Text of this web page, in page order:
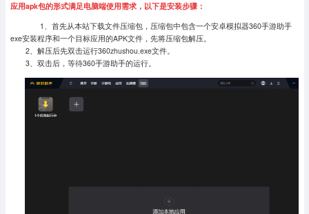
应用apk包的形式满足电脑端使用需求，以下是安装步骤：
1、首先从本站下载文件压缩包，压缩包中包含一个安卓模拟器360手游助手
exe安装程序和一个目标应用的APK文件，先将压缩包解压。
2、解压后先双击运行360zhushou.exe文件。
3、双击后，等待360手游助手的运行。